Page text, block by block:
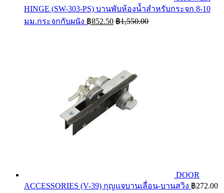
HINGE (SW-303-PS) บานพับห้องน้ำสำหรับกระจก 8-10
มม.กระจกกับผนัง ฿852.50 ฿1,550.00
DOOR
ACCESSORIES (V-39) กุญแจบานเลื่อน-บานสวิง ฿272.00